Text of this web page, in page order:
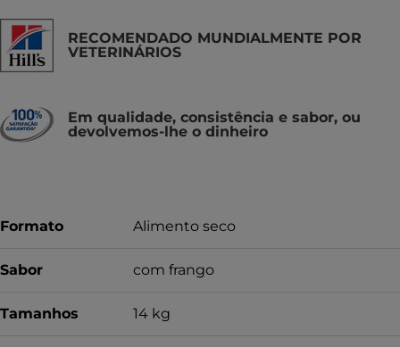
RECOMENDADO MUNDIALMENTE POR
VETERINÁRIOS
Em qualidade, consistência e sabor, ou
devolvemos-lhe o dinheiro
Formato Alimento seco
Sabor com frango
Tamanhos 14 kg